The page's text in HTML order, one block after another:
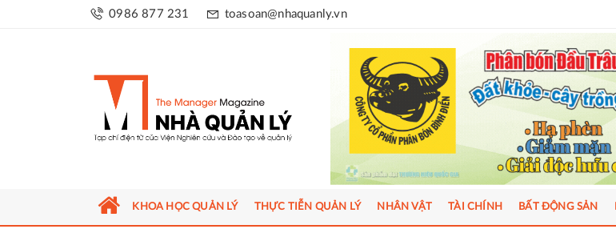
0986 877 231 toasoan@nhaquanly.vn
KHOA HỌC QUẢN LÝ THỰC TIỄN QUẢN LÝ NHÂN VẬT TÀI CHÍNH BẤT ĐỘNG SẢN